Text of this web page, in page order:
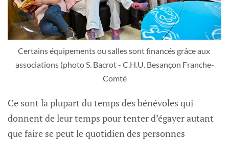
Certains équipements ou salles sont financés grâce aux
associations (photo S. Bacrot - C.H.U. Besançon Franche-
Comté
Ce sont la plupart du temps des bénévoles qui
donnent de leur temps pour tenter d’égayer autant
que faire se peut le quotidien des personnes